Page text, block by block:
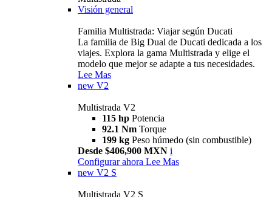
Visión general
Familia Multistrada: Viajar según Ducati
La familia de Big Dual de Ducati dedicada a los
viajes. Explora la gama Multistrada y elige el
modelo que mejor se adapte a tus necesidades.
Lee Mas
new V2
Multistrada V2
115 hp Potencia
92.1 Nm Torque
199 kg Peso húmedo (sin combustible)
Desde $406,900 MXN i
Configurar ahora Lee Mas
new V2 S
Multistrada V2 S